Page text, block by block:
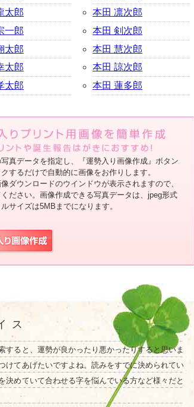
太郎
一郎
太郎
太郎
太郎
本田 凛次郎
本田 剣次郎
本田 慧次郎
本田 諒次郎
本田 蓮多郎
真データを指定し、『運勢入り画像作成』ボタン
するだけで自動的に画像をお作りします。
ダウンロードのウインドウが表示されますので、
ださい。画像作成できる写真データは、jpeg形式
サイズは5MBまでになります。
ス
すると、運勢が良かったり悪かったりすると思いま
けてあげたいですよね。読みをすでに決められてい
決めていて合わせる字を悩んでいる方など様々だと